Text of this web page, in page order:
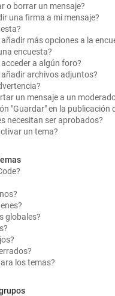
o borrar un mensaje?
una firma a mi mensaje?
más opciones a la
encuesta?
a algún foro?
añadir archivos adjuntos?
un mensaje a un
"Guardar" en la publicación
necesitan ser aprobados?
un tema?
globales?
los temas?